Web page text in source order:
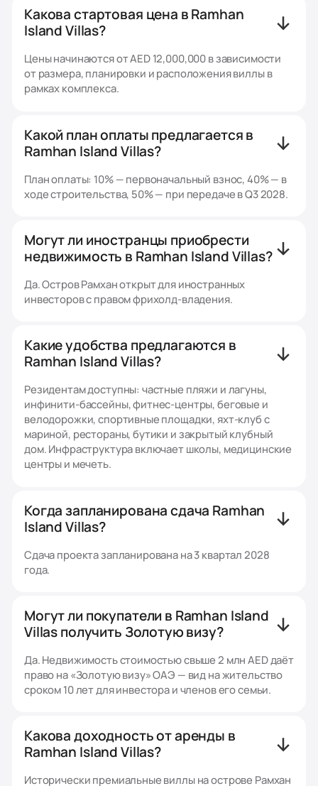
Какова стартовая цена в Ramhan
Island Villas?
Цены начинаются от AED 12,000,000 в зависимости
от размера, планировки и расположения виллы в
рамках комплекса.
Какой план оплаты предлагается в
Ramhan Island Villas?
План оплаты: 10% — первоначальный взнос, 40% — в
ходе строительства, 50% — при передаче в Q3 2028.
Могут ли иностранцы приобрести
недвижимость в Ramhan Island Villas?
Да. Остров Рамхан открыт для иностранных
инвесторов с правом фрихолд-владения.
Какие удобства предлагаются в
Ramhan Island Villas?
Резидентам доступны: частные пляжи и лагуны,
инфинити-бассейны, фитнес-центры, беговые и
велодорожки, спортивные площадки, яхт-клуб с
мариной, рестораны, бутики и закрытый клубный
дом. Инфраструктура включает школы, медицинские
центры и мечеть.
Когда запланирована сдача Ramhan
Island Villas?
Сдача проекта запланирована на 3 квартал 2028
года.
Могут ли покупатели в Ramhan Island
Villas получить Золотую визу?
Да. Недвижимость стоимостью свыше 2 млн AED даёт
право на «Золотую визу» ОАЭ — вид на жительство
сроком 10 лет для инвестора и членов его семьи.
Какова доходность от аренды в
Ramhan Island Villas?
Исторически премиальные виллы на острове Рамхан